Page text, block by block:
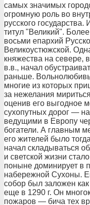
самых значимых
огромную роль во
русского
титул "Великий".
восьми епархий
Великоустюжской.
княжества на севере,
в.в., начал
раньше.
многие из которых
за нежелания
оценив его выгодное
сухопутных дорог —
ведущими в Европу
богатели. А главным
его жителей было
начал складываться
и светской жизни
поныне доминирует в
набережной Сухоны.
собор был заложен
еще в 1290 г. Он
пожаров — бича тех